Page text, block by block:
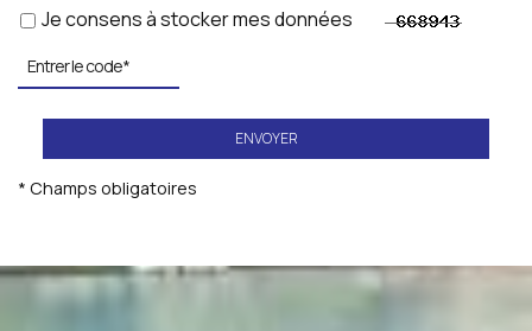
Je consens à stocker mes données
ENVOYER
* Champs obligatoires